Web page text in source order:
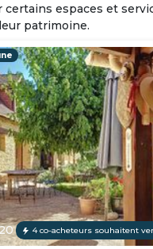
certains espaces et
patrimoine.
4 co-acheteurs souhaitent